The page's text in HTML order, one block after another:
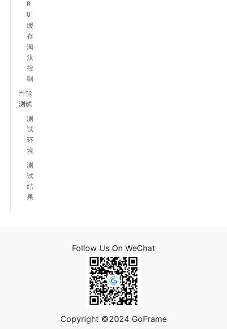
R
U
缓
存
淘
汰
控
制
性能
测试
测
试
环
境
测
试
结
果
Follow Us On WeChat
Copyright ©2024 GoFrame